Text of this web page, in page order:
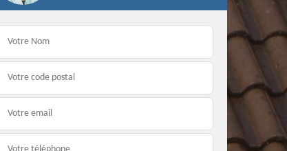
Peintre et peinture de
façade 64
Façadier 64